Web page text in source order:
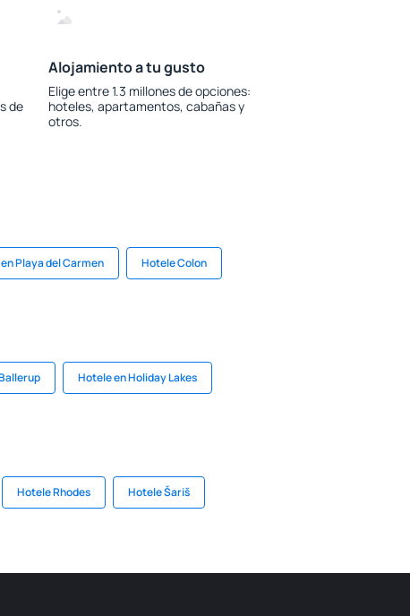
de
Alojamiento a tu gusto
Elige entre 1.3 millones de opciones:
hoteles, apartamentos, cabañas y
otros.
Playa del Carmen Hotele Colon
Hotele en Holiday Lakes
Hotele Rhodes Hotele Šariš